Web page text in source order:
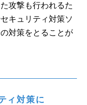
攻撃も行われるた
キュリティ対策ソ
対策をとることが
ィ対策に